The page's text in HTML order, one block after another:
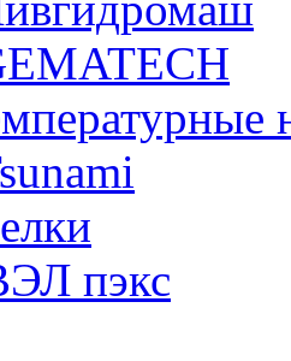
пэкс